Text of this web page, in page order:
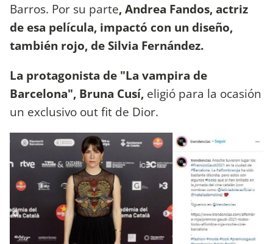
Barros. Por su parte, Andrea Fandos, actriz
de esa película, impactó con un diseño,
también rojo, de Silvia Fernández.
La protagonista de "La vampira de
Barcelona", Bruna Cusí, eligió para la ocasión
un exclusivo out fit de Dior.